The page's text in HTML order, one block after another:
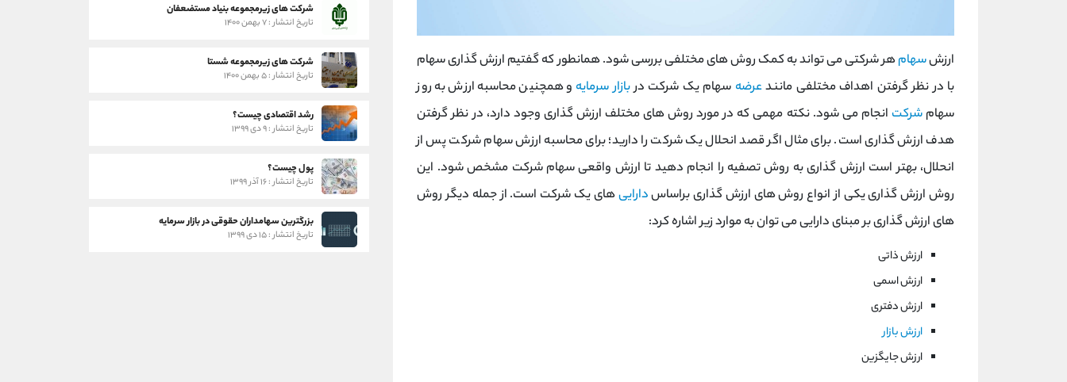
ارزشسهامهر شرکتی می تواند به کمک روش های مختلفی بررسی شود. همانطور که گفتیم ارزش گذاری سهام
با در نظر گرفتن اهداف مختلفی مانندعرضه سهام یک شرکت دربازار سرمایه و همچنین محاسبه ارزش به روز
سهامشرکت انجام می شود. نکته مهمی که در مورد روش های مختلف ارزش گذاری وجود دارد، در نظر گرفتن
هدف ارزش گذاری است. برای مثال اگر قصد انحلال یک شرکت را دارید؛ برای محاسبه ارزش سهام شرکت پس از
انحلال، بهتر است ارزش گذاری به روش تصفیه را انجام دهید تا ارزش واقعی سهام شرکت مشخص شود. این
روش ارزش گذاری یکی از انواع روش های ارزش گذاری براساسداراییهای یک شرکت است. از جمله دیگر روش
های ارزش گذاری بر مبنای دارایی می توان به موارد زیر اشاره کرد:
ارزش ذاتی
ارزش اسمی
ارزش دفتری
ارزش بازار
ارزش جایگزین
شرکت های زیرمجموعه بنیاد مستضعفان
تاریخ انتشار : ۷ بهمن ۱۴۰۰
شرکت های زیرمجموعه شستا
تاریخ انتشار : ۵ بهمن ۱۴۰۰
رشد اقتصادی چیست؟
تاریخ انتشار : ۹ دی ۱۳۹۹
پول چیست؟
تاریخ انتشار : ۱۶ آذر ۱۳۹۹
بزرگترین سهامداران حقوقی در بازار سرمایه
تاریخ انتشار : ۱۵ دی ۱۳۹۹